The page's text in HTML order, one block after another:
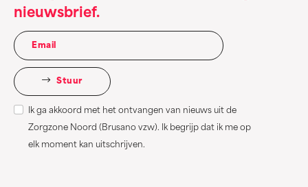
nieuwsbrief.
Stuur
Ik ga akkoord met het ontvangen van nieuws uit de
Zorgzone Noord (Brusano vzw). Ik begrijp dat ik me op
elk moment kan uitschrijven.